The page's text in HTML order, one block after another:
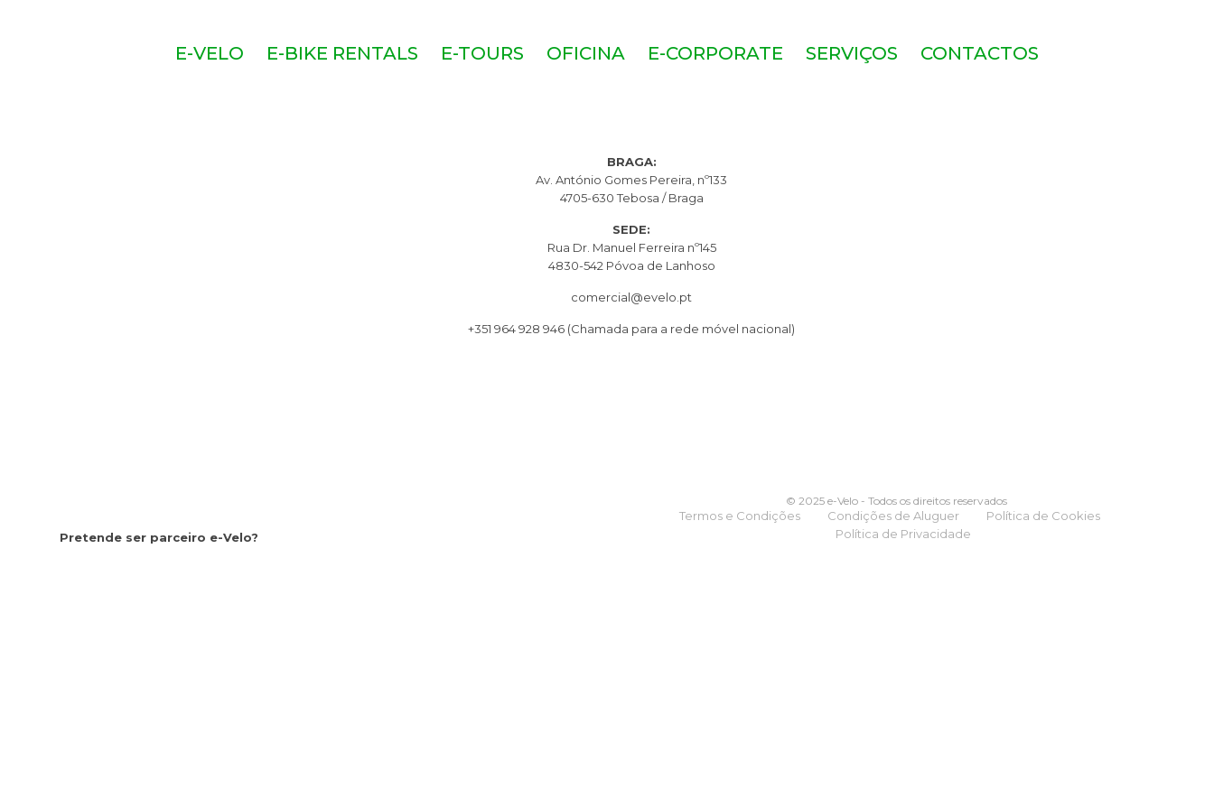
E-VELO E-BIKE RENTALS E-TOURS OFICINA E-CORPORATE SERVIÇOS CONTACTOS
BRAGA:
Av. António Gomes Pereira, nº133
4705-630 Tebosa / Braga
SEDE:
Rua Dr. Manuel Ferreira nº145
4830-542 Póvoa de Lanhoso
comercial@evelo.pt
+351 964 928 946 (Chamada para a rede móvel nacional)
Pretende ser parceiro e-Velo?
© 2025 e-Velo - Todos os direitos reservados
Termos e Condições Condições de Aluguer
Política de Cookies
Política de Privacidade